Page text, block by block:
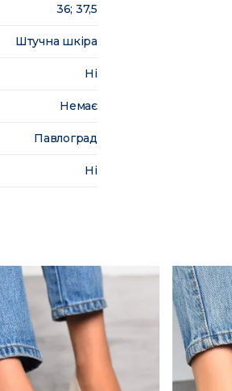
36; 37,5
Штучна шкіра
Ні
Немає
Павлоград
Ні